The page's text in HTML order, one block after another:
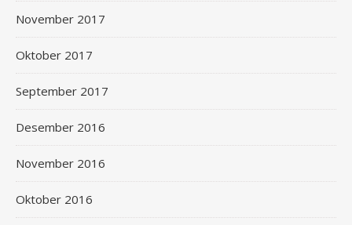
November 2017
Oktober 2017
September 2017
Desember 2016
November 2016
Oktober 2016